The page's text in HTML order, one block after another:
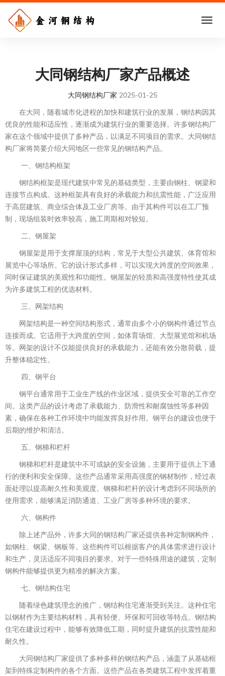
大同钢结构厂家产品概述
大同钢结构厂家 2025-01-25
在大同，随着城市化进程的加快和建筑行业的发展，钢结构因其
优良的性能和适应性，逐渐成为建筑行业的重要选择。许多钢结构厂
家在这个领域中提供了多种产品，以满足不同项目的需求。大同钢结
构厂家将简要介绍大同地区一些常见的钢结构产品。
一、钢结构框架
钢结构框架是现代建筑中常见的基础类型，主要由钢柱、钢梁和
连接节点构成。这种框架具有良好的承载能力和抗震性能，广泛应用
于高层建筑、商业综合体及工业厂房等。由于其构件可以在工厂预
制，现场组装时效率较高，施工周期相对较短。
二、钢屋架
钢屋架是用于支撑屋顶的结构，常见于大型公共建筑、体育馆和
展览中心等场所。它的设计形式多样，可以实现大跨度的空间效果，
同时保证建筑的美观性和功能性。钢屋架的轻质和高强度特性使其成
为许多建筑工程的优选材料。
三、网架结构
网架结构是一种空间结构形式，通常由多个小的钢构件通过节点
连接而成。它适用于大跨度的空间，如体育场馆、大型展览馆和机场
等。网架的设计不仅能提供良好的承载能力，还能有效分散荷载，提
升整体稳定性。
四、钢平台
钢平台通常用于工业生产线的作业区域，提供安全可靠的工作空
间。这类产品的设计考虑了承载能力、防滑性和耐腐蚀性等多种因
素，确保在各种工作环境中均能发挥良好作用。钢平台的建设也便于
后期的维护和清洁。
五、钢梯和栏杆
钢梯和栏杆是建筑中不可或缺的安全设施，主要用于提供上下通
行的便利和安全保障。这些产品通常采用高强度的钢材制作，经过表
面处理以提高耐久性和美观度。钢梯和栏杆的设计考虑到不同场所的
使用需求，能够满足消防通道、工业厂房等多种环境的要求。
六、钢构件
除上述产品外，许多大同的钢结构厂家还提供各种定制钢构件，
如钢柱、钢梁、钢板等。这些构件可以根据客户的具体需求进行设计
和生产，灵活适应不同项目的要求。对于一些特殊用途的建筑，定制
钢构件能够提供更为精准的解决方案。
七、钢结构住宅
随着绿色建筑理念的推广，钢结构住宅逐渐受到关注。这种住宅
以钢材作为主要结构材料，具有轻便、环保和可回收等特点。钢结构
住宅在建设过程中，能够有效降低工期，同时提升建筑的抗震性能和
耐久性。
大同钢结构厂家提供了多种多样的钢结构产品，涵盖了从基础框
架到特殊定制构件的各个方面。这些产品在各类建筑工程中发挥着重